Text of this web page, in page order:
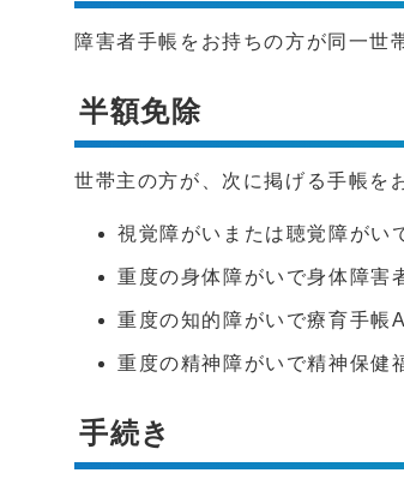
障害者手帳をお持ちの方が同一世
半額免除
世帯主の方が、次に掲げる手帳を
視覚障がいまたは聴覚障がい
重度の身体障がいで身体障害
重度の知的障がいで療育手帳
重度の精神障がいで精神保健
手続き